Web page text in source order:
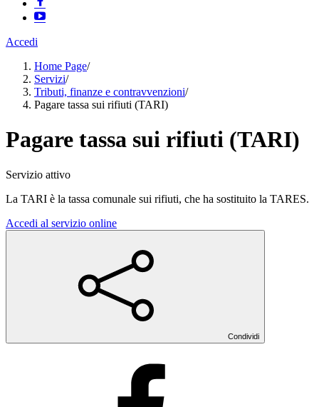
Accedi
Home Page/
Servizi/
Tributi, finanze e contravvenzioni/
Pagare tassa sui rifiuti (TARI)
Pagare tassa sui rifiuti (TARI)
Servizio attivo
La TARI è la tassa comunale sui rifiuti, che ha sostituito la TARES.
Accedi al servizio online
Condividi